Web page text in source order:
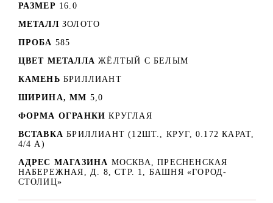
РАЗМЕР 16.0
МЕТАЛЛ ЗОЛОТО
ПРОБА 585
ЦВЕТ МЕТАЛЛА ЖЁЛТЫЙ С БЕЛЫМ
КАМЕНЬ БРИЛЛИАНТ
ШИРИНА, ММ 5,0
ФОРМА ОГРАНКИ КРУГЛАЯ
ВСТАВКА БРИЛЛИАНТ (12ШТ., КРУГ, 0.172 КАРАТ,
4/4 А)
АДРЕС МАГАЗИНА МОСКВА, ПРЕСНЕНСКАЯ
НАБЕРЕЖНАЯ, Д. 8, СТР. 1, БАШНЯ «ГОРОД-
СТОЛИЦ»